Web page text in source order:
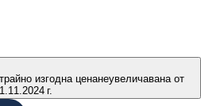
изгодна ценанеувеличавана от
г.